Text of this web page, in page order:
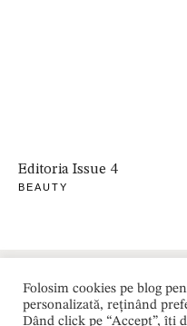
Editoria Issue 4
BEAUTY
Acasă
Varius
Brandi
©
2
Toa
te
Folosim cookies pe blog
personalizată, reținând
Dând click pe “Accept”, îți